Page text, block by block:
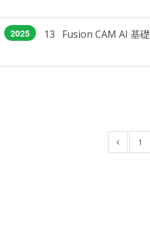
2025 13 Fusion CAM AI 基礎
1